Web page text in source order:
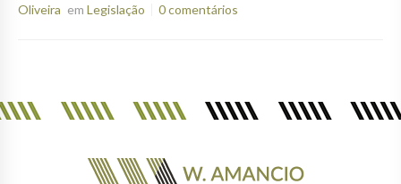
Oliveira em Legislação 0 comentários